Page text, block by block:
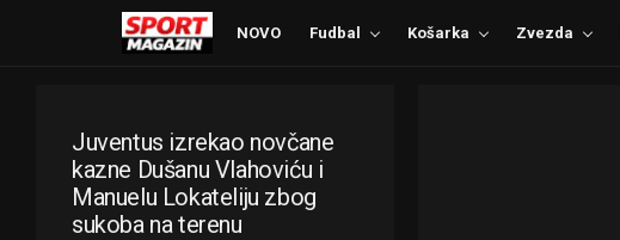
NOVO Fudbal Košarka Zvezda
Juventus izrekao novčane
kazne Dušanu Vlahoviću i
Manuelu Lokateliju zbog
sukoba na terenu